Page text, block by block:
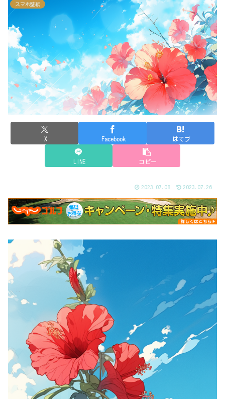
スマホ壁紙
X Facebook はてブ
LINE コピー
2023.07.08 2023.07.26